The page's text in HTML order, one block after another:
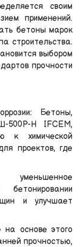
своим
применений.
бетоны марок
строительства.
выбором
прочности
Бетоны,
500Р-Н IFCEM,
к химической
проектов, где
уменьшенное
и улучшает
на основе этого
прочностью,